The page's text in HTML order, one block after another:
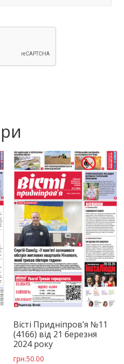
Вісті Придніпров’я №11
(4166) від 21 березня
2024 року
грн.50.00